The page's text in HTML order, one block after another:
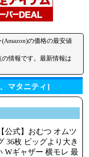
の価格の最安値
の情報です。最新情報は
マタニティ]
式】おむつ オムツ
36枚 ビッグより大き
Wギャザー 横モレ 最